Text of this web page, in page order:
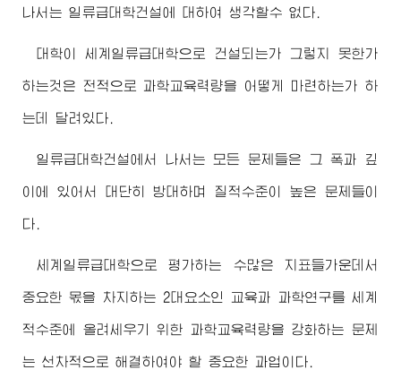
나서는 일류급대학건설에 대하여 생각할수 없다.
대학이 세계일류급대학으로 건설되는가 그렇지 못한가
하는것은 전적으로 과학교육력량을 어떻게 마련하는가 하
는데 달려있다.
일류급대학건설에서 나서는 모든 문제들은 그 폭과 깊
이에 있어서 대단히 방대하며 질적수준이 높은 문제들이
다.
세계일류급대학으로 평가하는 수많은 지표들가운데서
중요한 몫을 차지하는 2대요소인 교육과 과학연구를 세계
적수준에 올려세우기 위한 과학교육력량을 강화하는 문제
는 선차적으로 해결하여야 할 중요한 과업이다.